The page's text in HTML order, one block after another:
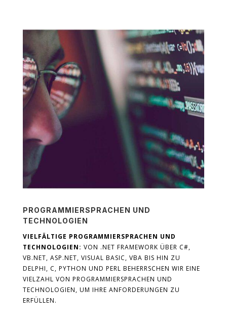
PROGRAMMIERSPRACHEN UND
TECHNOLOGIEN
VIELFÄLTIGE PROGRAMMIERSPRACHEN UND
TECHNOLOGIEN: VON .NET FRAMEWORK ÜBER C#,
VB.NET, ASP.NET, VISUAL BASIC, VBA BIS HIN ZU
DELPHI, C, PYTHON UND PERL BEHERRSCHEN WIR EINE
VIELZAHL VON PROGRAMMIERSPRACHEN UND
TECHNOLOGIEN, UM IHRE ANFORDERUNGEN ZU
ERFÜLLEN.